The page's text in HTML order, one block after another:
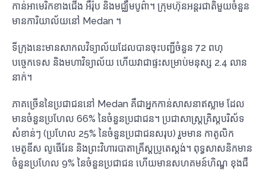
កាន់អាមេរិកខាងជើង អឺរ៉ុប និងមជ្ឈឹមបូព៌ា។ ក្រុមហ៊ុនអន្តរជាតិមួយចំនួន
មានការិយាល័យនៅ Medan ។
ទីក្រុងនេះមានសាកលវិទ្យាល័យដែលបានចុះបញ្ជីចំនួន 72 ពហុ
បច្ចេកទេស និងមហាវិទ្យាល័យ ហើយវាជាផ្ទះសម្រាប់មនុស្ស 2.4 លាន
នាក់។
ភាគច្រើននៃប្រជាជននៅ Medan គឺជាអ្នកកាន់សាសនាឥស្លាម ដែល
មានចំនួនប្រហែល 66% នៃចំនួនប្រជាជន។ ប្រជាសាស្រ្តគ្រិស្តបរិស័ទ
សំខាន់ៗ (ប្រហែល 25% នៃចំនួនប្រជាជនសរុប) រួមមាន កាតូលិក
មេតូឌីស លូធើរែន និងព្រះវិហារបាតាគ្រីស្តប្រូតេស្តង់។ ពុទ្ធសាសនិកមាន
ចំនួនប្រហែល 9% នៃចំនួនប្រជាជន ហើយមានសហគមន៍ហិណ្ឌូ ខុងជឺ